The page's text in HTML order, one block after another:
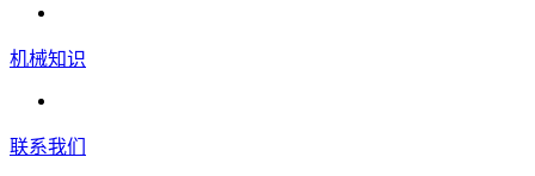
机械知识
联系我们